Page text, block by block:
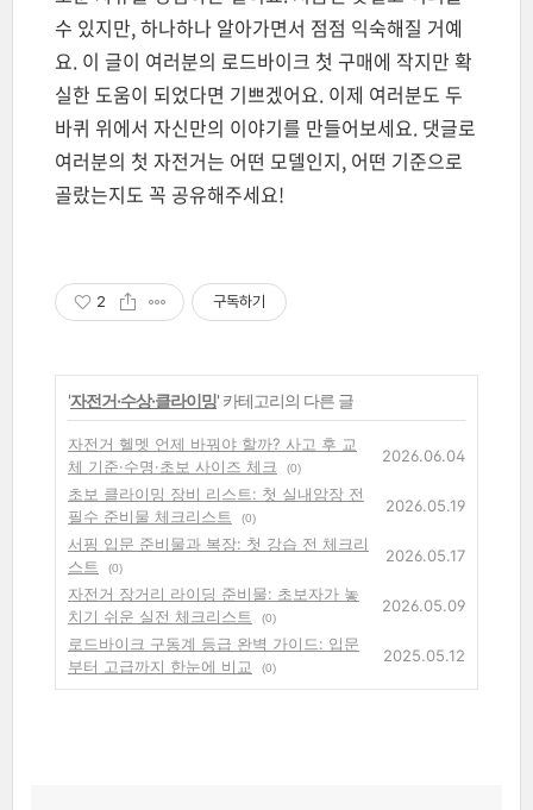
수 있지만, 하나하나 알아가면서 점점 익숙해질 거예
요. 이 글이 여러분의 로드바이크 첫 구매에 작지만 확
실한 도움이 되었다면 기쁘겠어요. 이제 여러분도 두
바퀴 위에서 자신만의 이야기를 만들어보세요. 댓글로
여러분의 첫 자전거는 어떤 모델인지, 어떤 기준으로
골랐는지도 꼭 공유해주세요!
2 구독하기
'자전거·수상·클라이밍' 카테고리의 다른 글
자전거 헬멧 언제 바꿔야 할까? 사고 후 교
체 기준·수명·초보 사이즈 체크
(0)
2026.06.04
초보 클라이밍 장비 리스트: 첫 실내암장 전
필수 준비물 체크리스트
(0)
2026.05.19
서핑 입문 준비물과 복장: 첫 강습 전 체크리
스트
(0)
2026.05.17
자전거 장거리 라이딩 준비물: 초보자가 놓
치기 쉬운 실전 체크리스트
(0)
2026.05.09
로드바이크 구동계 등급 완벽 가이드: 입문
부터 고급까지 한눈에 비교
(0)
2025.05.12